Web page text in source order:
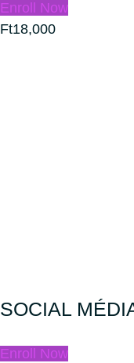
Enroll Now
Ft18,000
SOCIAL
Enroll Now